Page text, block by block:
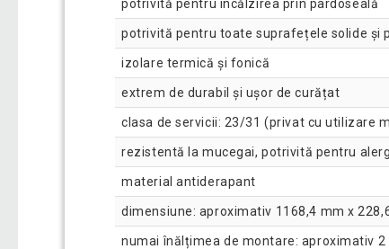
potrivită pentru încălzirea prin pardoseală
potrivită pentru toate suprafețele solide și
izolare termică și fonică
extrem de durabil și ușor de curățat
clasa de servicii: 23/31 (privat cu utilizare
rezistentă la mucegai, potrivită pentru
material antiderapant
dimensiune: aproximativ 1168,4 mm x
numai înălțimea de montare: aproximativ 2